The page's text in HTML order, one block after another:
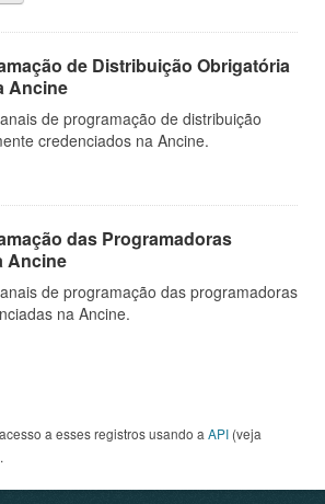
de Distribuição Obrigatória
Ancine
de programação de distribuição
credenciados na Ancine.
das Programadoras
Ancine
de programação das programadoras
na Ancine.
a esses registros usando a API (veja